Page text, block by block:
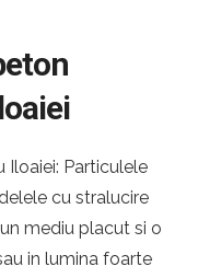
Particulele
cu stralucire
mediu placut si o
in lumina foarte